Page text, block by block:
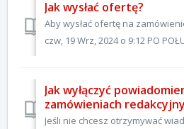
Jak wysłać ofertę?
czw, 19 Wrz, 2024 o 9:12 PO
Jak wyłączyć
zamówieniach